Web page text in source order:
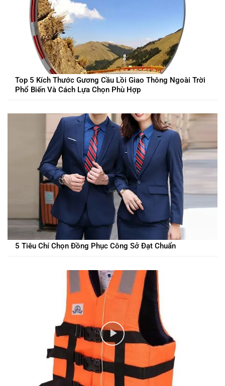
Top 5 Kích Thước Gương Cầu Lồi Giao Thông Ngoài Trời
Phổ Biến Và Cách Lựa Chọn Phù Hợp
5 Tiêu Chí Chọn Đồng Phục Công Sở Đạt Chuẩn